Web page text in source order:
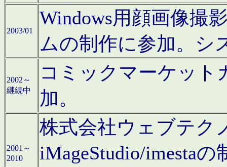
2003/01
Windows用顔画像撮
ムの制作に参加。シ
2002～
継続中
コミックマーケット
加。
2001～
2010
株式会社ウェブテク
iMageStudio/imesta